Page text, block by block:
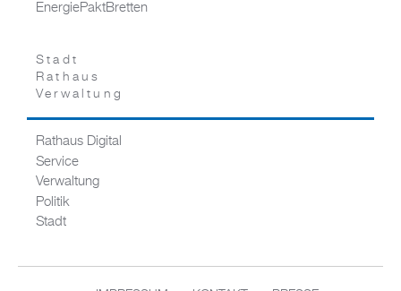
EnergiePaktBretten
Stadt
Rathaus
Verwaltung
Rathaus Digital
Service
Verwaltung
Politik
Stadt